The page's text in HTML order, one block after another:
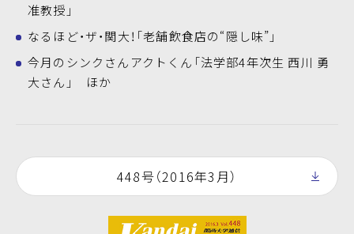
准教授」
なるほど・ザ・関大！「老舗飲食店の“隠し味”」
今月のシンクさんアクトくん「法学部4年次生 西川 勇
大さん」 ほか
448号（2016年3月）